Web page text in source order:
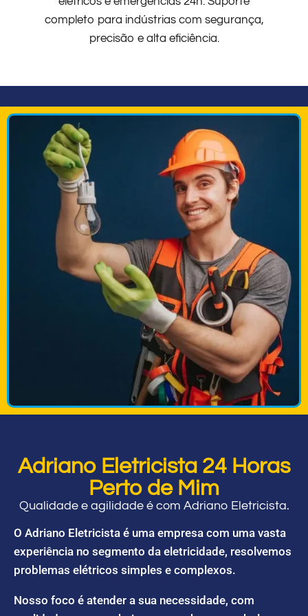
completo para indústrias com segurança,
precisão e alta eficiência.
Adriano Eletricista 24 Horas
Perto de Mim
Qualidade e agilidade é com Adriano Eletricista.
O Adriano Eletricista é uma empresa com uma vasta
experiência no segmento da eletricidade, resolvemos
problemas elétricos simples e complexos.
Nosso foco é atender a sua necessidade, com